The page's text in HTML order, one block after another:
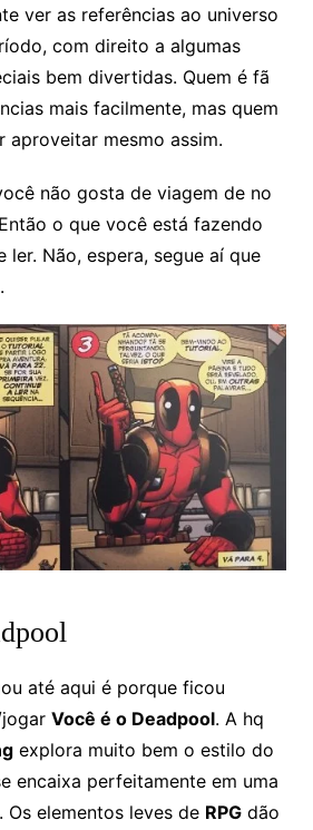
ver as referências ao universo
com direito a algumas
bem divertidas. Quem é fã
mais facilmente, mas quem
aproveitar mesmo assim.
não gosta de viagem de no
o que você está fazendo
ler. Não, espera, segue aí que
até aqui é porque ficou
Você é o Deadpool. A hq
explora muito bem o estilo do
encaixa perfeitamente em uma
elementos leves de RPGdão